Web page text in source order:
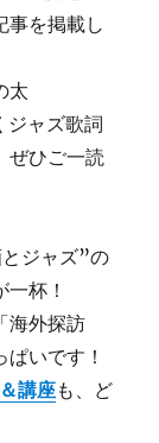
レ
ー
ド
闘
に
事を掲載し
太
ジャズ歌詞
ぜひご一読
ジャズ”の
杯！
海外探訪
いです！
講座も、ど